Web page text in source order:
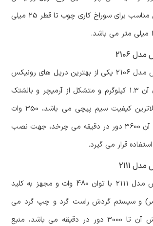
به دلیل وزن پایین مناسب برای سوراخ کاری چوب تا قطر 25 میلی
2106
دریل برقی رونیکس مدل 2106 یکی از بهترین دریل های رونیکس
برقی است که وزن آن 1.3 کیلوگرم و متشکل از آرمیچر و بالشتک
های صنعتی با بالاترین کیفیت سیم پیچی می باشد، 350 وات
توان دارد و سرعت آن 3600 دور در دقیقه می چرخد، جهت نصب
قرار می گیرد.
2111
دریل برقی رونیکس مدل 2111 با توان 480 وات و مجهز به کلید
و سیستم گردش راست گرد و چپ گرد می
باشد. سرعت گردش آن تا 3000 دور در دقیقه می باشد، منبع